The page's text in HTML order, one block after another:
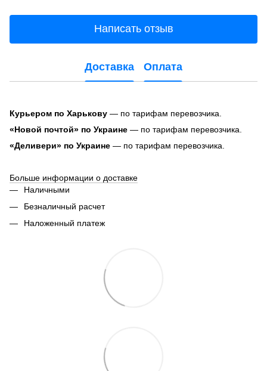
Написать отзыв
Доставка Оплата
Курьером по Харькову — по тарифам перевозчика.
«Новой почтой» по Украине — по тарифам перевозчика.
«Деливери» по Украине — по тарифам перевозчика.
Больше информации о доставке
Наличными
Безналичный расчет
Наложенный платеж